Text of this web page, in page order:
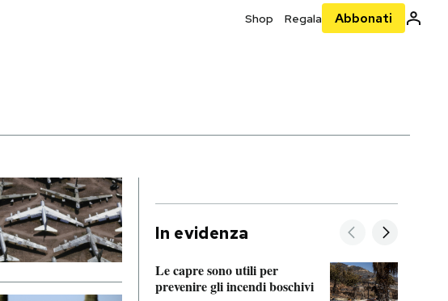
Shop Regala Abbonati
In evidenza
Le capre sono utili per
prevenire gli incendi boschivi